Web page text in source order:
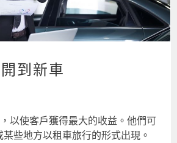
到新車
以使客戶獲得最大的收益。他們可
些地方以租車旅行的形式出現。